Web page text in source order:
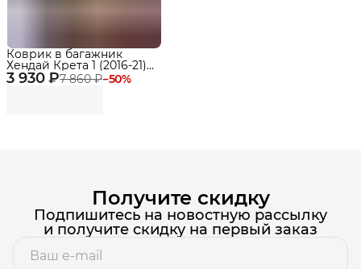
3 930 ₽7 860 ₽−50%
Коврик в багажник
Хендай Крета 1 (2016-21),
Hyundai Creta
Получите скидку
Подпишитесь на новостную рассылку
и получите скидку на первый заказ